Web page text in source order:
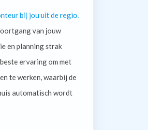
bij jou uit de regio.
van jouw
en planning strak
ervaring om met
te werken, waarbij de
automatisch wordt